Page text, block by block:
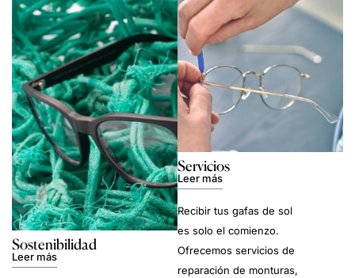
Sostenibilidad
Leer más
Servicios
Leer más
Recibir tus gafas de sol
es solo el comienzo.
Ofrecemos servicios de
reparación de monturas,